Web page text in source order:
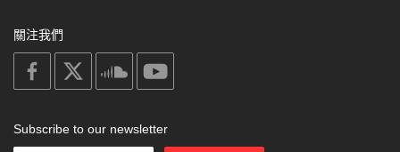
關注我們
on
facebook
soundcloud
Subscribe to our newsletter